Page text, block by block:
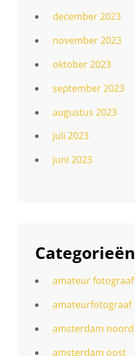
december 2023
november 2023
oktober 2023
september 2023
augustus 2023
juli 2023
juni 2023
Categorieën
amateur fotograaf
amateurfotograaf
amsterdam noord
amsterdam oost